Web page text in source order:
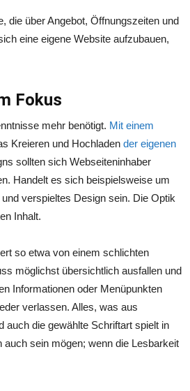
die über Angebot, Öffnungszeiten und
eine eigene Website aufzubauen,
Fokus
mehr benötigt. Mit einem
Kreieren und Hochladen der eigenen
sollten sich Webseiteninhaber
Handelt es sich beispielsweise um
verspieltes Design sein. Die Optik
Inhalt.
so etwa von einem schlichten
möglichst übersichtlich ausfallen und
Informationen oder Menüpunkten
verlassen. Alles, was aus
die gewählte Schriftart spielt in
sein mögen; wenn die Lesbarkeit